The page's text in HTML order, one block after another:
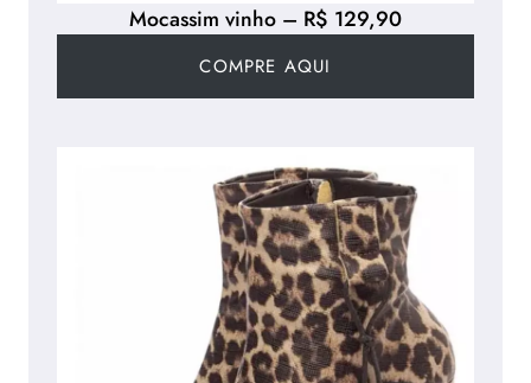
Mocassim vinho – R$ 129,90
COMPRE AQUI